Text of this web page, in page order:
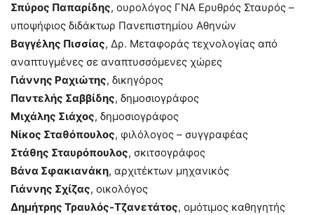
Σπύρος Παπαρίδης, ουρολόγος ΓΝΑ Ερυθρός Σταυρός –
υποψήφιος διδάκτωρ Πανεπιστημίου Αθηνών
Βαγγέλης Πισσίας, Δρ. Μεταφοράς τεχνολογίας από
αναπτυγμένες σε αναπτυσσόμενες χώρες
Γιάννης Ραχιώτης, δικηγόρος
Παντελής Σαββίδης, δημοσιογράφος
Μιχάλης Σιάχος, δημοσιογράφος
Νίκος Σταθόπουλος, φιλόλογος – συγγραφέας
Στάθης Σταυρόπουλος, σκιτσογράφος
Βάνα Σφακιανάκη, αρχιτέκτων μηχανικός
Γιάννης Σχίζας, οικολόγος
Δημήτρης Τραυλός-Τζανετάτος, ομότιμος καθηγητής